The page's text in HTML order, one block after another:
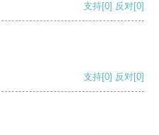
支持[0] 反对[0]
支持[0] 反对[0]